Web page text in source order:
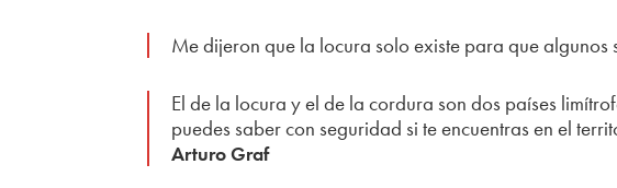
Me dijeron que la locura solo existe para que algunos
El de la locura y el de la cordura son dos países
puedes saber con seguridad si te encuentras en el
Arturo Graf